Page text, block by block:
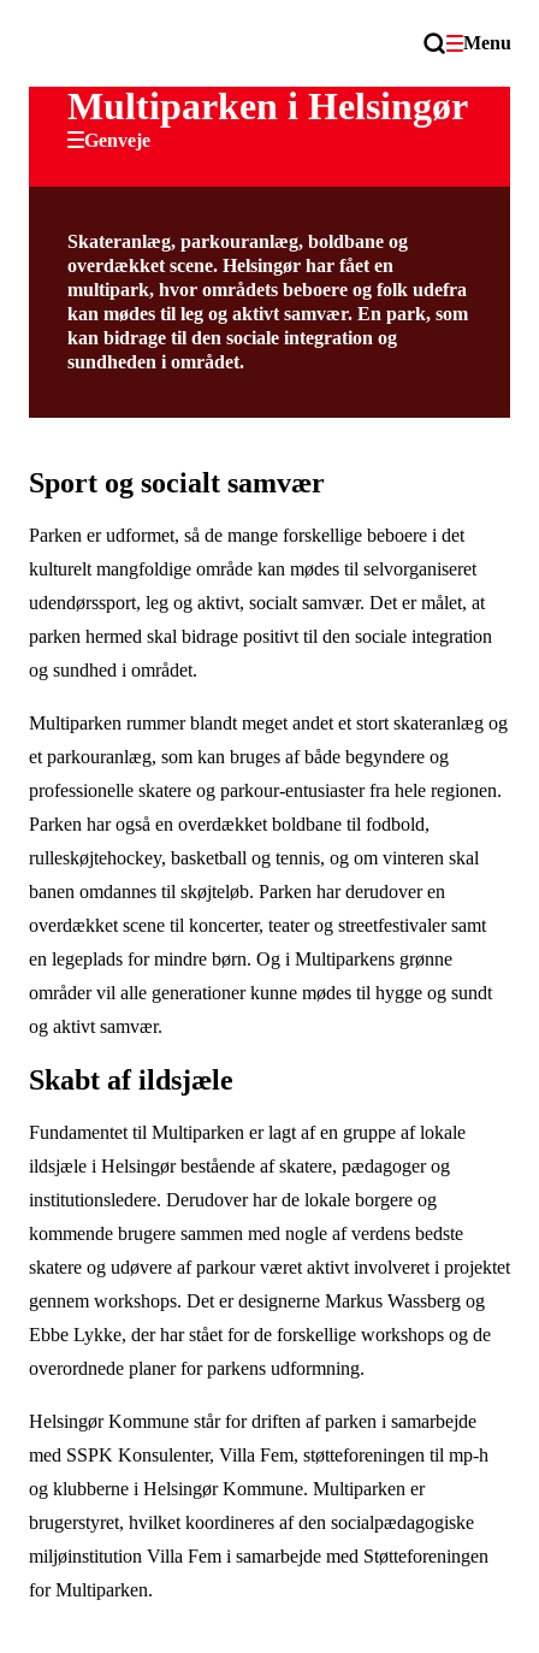
Menu
Multiparken i Helsingør
Genveje
Skateranlæg, parkouranlæg, boldbane og
overdækket scene. Helsingør har fået en
multipark, hvor områdets beboere og folk udefra
kan mødes til leg og aktivt samvær. En park, som
kan bidrage til den sociale integration og
sundheden i området.
Sport og socialt samvær
Parken er udformet, så de mange forskellige beboere i det
kulturelt mangfoldige område kan mødes til selvorganiseret
udendørssport, leg og aktivt, socialt samvær. Det er målet, at
parken hermed skal bidrage positivt til den sociale integration
og sundhed i området.
Multiparken rummer blandt meget andet et stort skateranlæg og
et parkouranlæg, som kan bruges af både begyndere og
professionelle skatere og parkour-entusiaster fra hele regionen.
Parken har også en overdækket boldbane til fodbold,
rulleskøjtehockey, basketball og tennis, og om vinteren skal
banen omdannes til skøjteløb. Parken har derudover en
overdækket scene til koncerter, teater og streetfestivaler samt
en legeplads for mindre børn. Og i Multiparkens grønne
områder vil alle generationer kunne mødes til hygge og sundt
og aktivt samvær.
Skabt af ildsjæle
Fundamentet til Multiparken er lagt af en gruppe af lokale
ildsjæle i Helsingør bestående af skatere, pædagoger og
institutionsledere. Derudover har de lokale borgere og
kommende brugere sammen med nogle af verdens bedste
skatere og udøvere af parkour været aktivt involveret i projektet
gennem workshops. Det er designerne Markus Wassberg og
Ebbe Lykke, der har stået for de forskellige workshops og de
overordnede planer for parkens udformning.
Helsingør Kommune står for driften af parken i samarbejde
med SSPK Konsulenter, Villa Fem, støtteforeningen til mp-h
og klubberne i Helsingør Kommune. Multiparken er
brugerstyret, hvilket koordineres af den socialpædagogiske
miljøinstitution Villa Fem i samarbejde med Støtteforeningen
for Multiparken.